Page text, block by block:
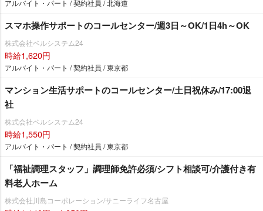
アルバイト・パート / 契約社員 / 北海道
スマホ操作サポートのコールセンター/週3日～OK/1日4h～OK
株式会社ベルシステム24
時給1,620円
アルバイト・パート / 契約社員 / 東京都
マンション生活サポートのコールセンター/土日祝休み/17:00退
社
株式会社ベルシステム24
時給1,550円
アルバイト・パート / 契約社員 / 東京都
「福祉調理スタッフ」調理師免許必須/シフト相談可/介護付き有
料老人ホーム
株式会社川島コーポレーション/サニーライフ名古屋